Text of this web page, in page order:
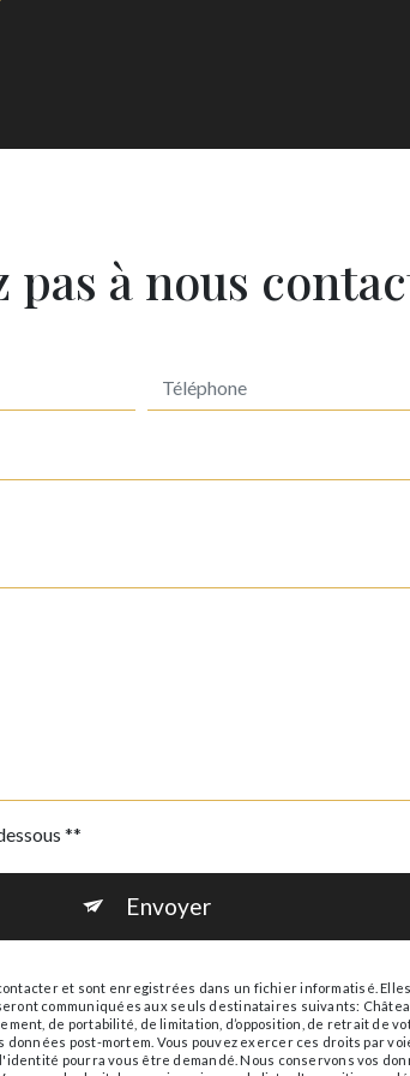
pas à nous
**
Envoyer
et sont enregistrées dans un fichier informatisé.
communiquées aux seuls destinataires suivants:
de portabilité, de limitation, d’opposition, de retrait
post-mortem. Vous pouvez exercer ces droits par
pourra vous être demandé. Nous conservons vos